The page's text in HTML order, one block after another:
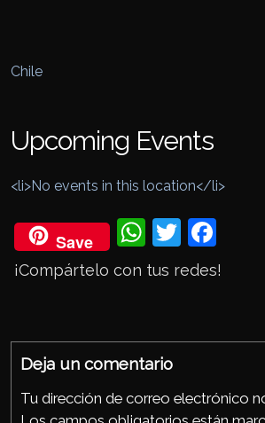
Chile
Upcoming Events
<li>No events in this location</li>
Save
Wh
ats
Twi
tter
eb
¡Compártelo con tus redes!
Deja un comentario
Tu dirección de correo electrónico